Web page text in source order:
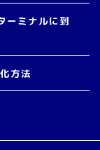
ミナルに到
方法